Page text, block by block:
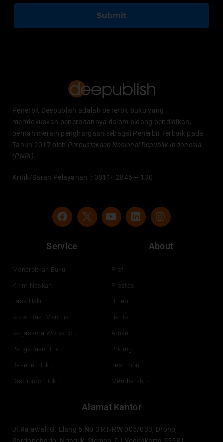
Submit
Penerbit Deepublish adalah penerbit buku yang
memfokuskan penerbitannya dalam bidang pendidikan,
pernah meraih penghargaan sebagai Penerbit Terbaik pada
Tahun 2017 oleh Perpustakaan Nasional Republik Indonesia
(PNRI).
Kritik/Saran Pelayanan : 0811- 2846 – 130
F
a
e
b
o
Y
o
e
L
i
n
I
n
t
a
Service
Menerbitkan Buku
Kirim Naskah
Jasa Haki
Konsultasi Menulis
Kerjasama Workshop
Pengadaan Buku
Reseller Buku
Distributor Buku
About
Profil
Prestasi
Buletin
Berita
Artikel
Pricing
Testimoni
Membership
Alamat Kantor
Jl.Rajawali G. Elang 6 No 3 RT/RW 005/033, Drono,